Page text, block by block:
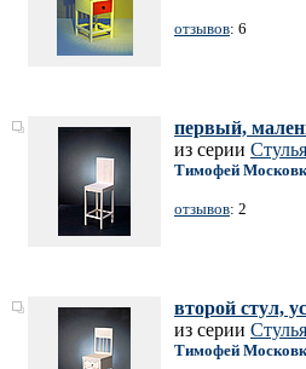
отзывов: 6
первый,
из серии Стулья
Тимофей
отзывов: 2
второй стул,
из серии Стулья
Тимофей